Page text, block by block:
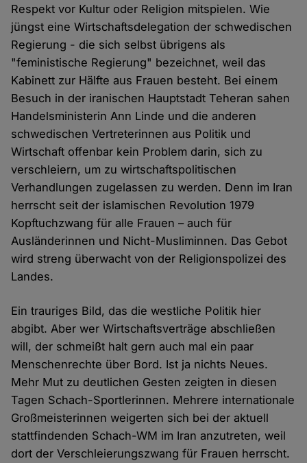
Respekt vor Kultur oder Religion mitspielen. Wie
jüngst eine Wirtschaftsdelegation der schwedischen
Regierung - die sich selbst übrigens als
"feministische Regierung" bezeichnet, weil das
Kabinett zur Hälfte aus Frauen besteht. Bei einem
Besuch in der iranischen Hauptstadt Teheran sahen
Handelsministerin Ann Linde und die anderen
schwedischen Vertreterinnen aus Politik und
Wirtschaft offenbar kein Problem darin, sich zu
verschleiern, um zu wirtschaftspolitischen
Verhandlungen zugelassen zu werden. Denn im Iran
herrscht seit der islamischen Revolution 1979
Kopftuchzwang für alle Frauen – auch für
Ausländerinnen und Nicht-Musliminnen. Das Gebot
wird streng überwacht von der Religionspolizei des
Landes.
Ein trauriges Bild, das die westliche Politik hier
abgibt. Aber wer Wirtschaftsverträge abschließen
will, der schmeißt halt gern auch mal ein paar
Menschenrechte über Bord. Ist ja nichts Neues.
Mehr Mut zu deutlichen Gesten zeigten in diesen
Tagen Schach-Sportlerinnen. Mehrere internationale
Großmeisterinnen weigerten sich bei der aktuell
stattfindenden Schach-WM im Iran anzutreten, weil
dort der Verschleierungszwang für Frauen herrscht.